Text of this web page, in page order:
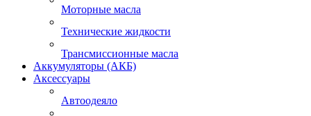
Моторные масла
Технические жидкости
Трансмиссионные масла
Аккумуляторы (АКБ)
Аксессуары
Автоодеяло